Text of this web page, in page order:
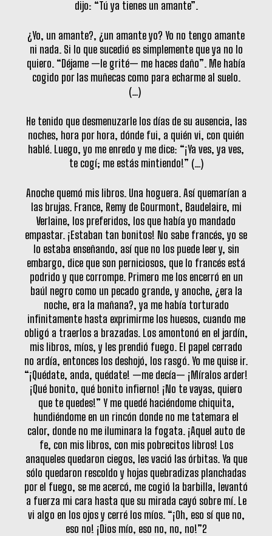
dijo: “Tú ya tienes un amante”.
¿Yo, un amante?, ¿un amante yo? Yo no tengo amante
ni nada. Si lo que sucedió es simplemente que ya no lo
quiero. “Déjame —le grité— me haces daño”. Me había
cogido por las muñecas como para echarme al suelo.
(…)
He tenido que desmenuzarle los días de su ausencia, las
noches, hora por hora, dónde fui, a quién vi, con quién
hablé. Luego, yo me enredo y me dice: “¡Ya ves, ya ves,
te cogí; me estás mintiendo!” (…)
Anoche quemó mis libros. Una hoguera. Así quemarían a
las brujas. France, Remy de Gourmont, Baudelaire, mi
Verlaine, los preferidos, los que había yo mandado
empastar. ¡Estaban tan bonitos! No sabe francés, yo se
lo estaba enseñando, así que no los puede leer y, sin
embargo, dice que son perniciosos, que lo francés está
podrido y que corrompe. Primero me los encerró en un
baúl negro como un pecado grande, y anoche, ¿era la
noche, era la mañana?, ya me había torturado
infinitamente hasta exprimirme los huesos, cuando me
obligó a traerlos a brazadas. Los amontonó en el jardín,
mis libros, míos, y les prendió fuego. El papel cerrado
no ardía, entonces los deshojó, los rasgó. Yo me quise ir.
“¡Quédate, anda, quédate! —me decía— ¡Míralos arder!
¡Qué bonito, qué bonito infierno! ¡No te vayas, quiero
que te quedes!” Y me quedé haciéndome chiquita,
hundiéndome en un rincón donde no me tatemara el
calor, donde no me iluminara la fogata. ¡Aquel auto de
fe, con mis libros, con mis pobrecitos libros! Los
anaqueles quedaron ciegos, les vació las órbitas. Ya que
sólo quedaron rescoldo y hojas quebradizas planchadas
por el fuego, se me acercó, me cogió la barbilla, levantó
a fuerza mi cara hasta que su mirada cayó sobre mí. Le
vi algo en los ojos y cerré los míos. “¡Oh, eso sí que no,
eso no! ¡Dios mío, eso no, no, no!”2